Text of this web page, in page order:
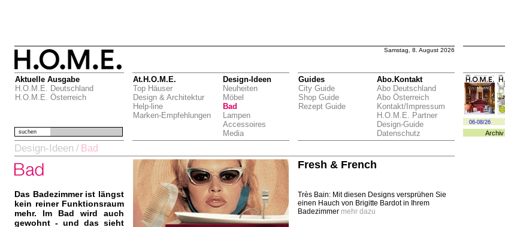
Samstag, 8. August 2026
Aktuelle Ausgabe
H.O.M.E. Deutschland
H.O.M.E. Österreich
At.H.O.M.E.
Top Häuser
Design & Architektur
Help-line
Marken-Empfehlungen
Design-Ideen
Neuheiten
Möbel
Bad
Lampen
Accessoires
Media
Guides
City Guide
Shop Guide
Rezept Guide
Abo.Kontakt
Abo Deutschland
Abo Österreich
Kontakt/Impressum
H.O.M.E. Partner
Design-Guide
Datenschutz
06-08/26
Archiv
suchen
Design-Ideen / Bad
Das Badezimmer ist längst
kein reiner Funktionsraum
mehr. Im Bad wird auch
gewohnt - und das sieht
Fresh & French
Très Bain: Mit diesen Designs versprühen Sie
einen Hauch von Brigitte Bardot in Ihrem
Badezimmer mehr dazu